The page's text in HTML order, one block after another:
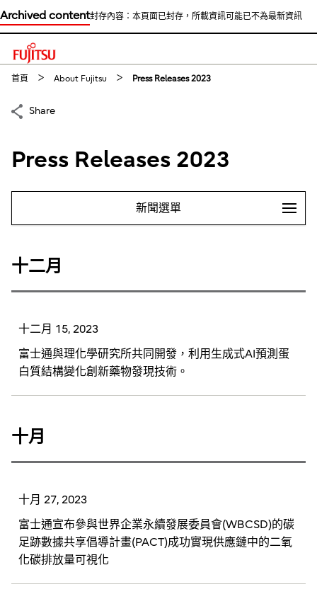
Archived content封存內容：本頁面已封存，所載資訊可能已不為最新資訊
This is a skip link click here to skip to main contents
首頁 About Fujitsu Press Releases 2023
Share
Press Releases 2023
新聞選單
十二月
十二月 15, 2023
富士通與理化學研究所共同開發，利用生成式AI預測蛋
白質結構變化創新藥物發現技術。
十月
十月 27, 2023
富士通宣布參與世界企業永續發展委員會(WBCSD)的碳
足跡數據共享倡導計畫(PACT)成功實現供應鏈中的二氧
化碳排放量可視化